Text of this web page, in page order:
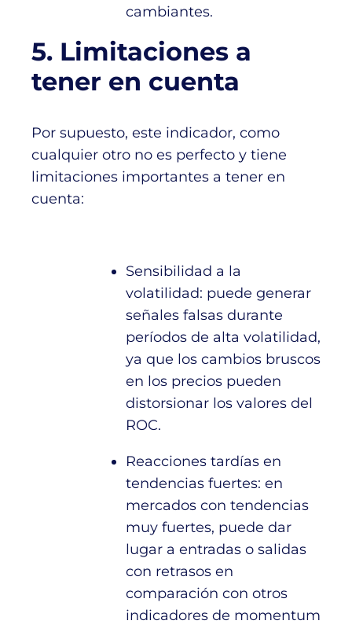
cambiantes.
5. Limitaciones a
tener en cuenta
Por supuesto, este indicador, como
cualquier otro no es perfecto y tiene
limitaciones importantes a tener en
cuenta:
Sensibilidad a la
volatilidad: puede generar
señales falsas durante
períodos de alta volatilidad,
ya que los cambios bruscos
en los precios pueden
distorsionar los valores del
ROC.
Reacciones tardías en
tendencias fuertes: en
mercados con tendencias
muy fuertes, puede dar
lugar a entradas o salidas
con retrasos en
comparación con otros
indicadores de momentum